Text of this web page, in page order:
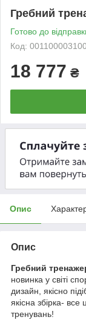
Гребний
Готово до
Код:
18 777 ₴
Опис
Опис
Гребний
новинка у світі
дизайн, якісно
якісна збірка-
тренувань!